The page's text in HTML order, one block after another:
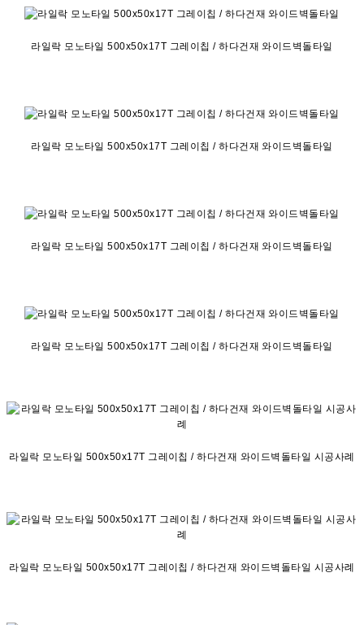
라일락 모노타일 500x50x17T 그레이칩 / 하다건재 와이드벽돌타일
라일락 모노타일 500x50x17T 그레이칩 / 하다건재 와이드벽돌타일
라일락 모노타일 500x50x17T 그레이칩 / 하다건재 와이드벽돌타일
라일락 모노타일 500x50x17T 그레이칩 / 하다건재 와이드벽돌타일
라일락 모노타일 500x50x17T 그레이칩 / 하다건재 와이드벽돌타일 시공사례
라일락 모노타일 500x50x17T 그레이칩 / 하다건재 와이드벽돌타일 시공사례